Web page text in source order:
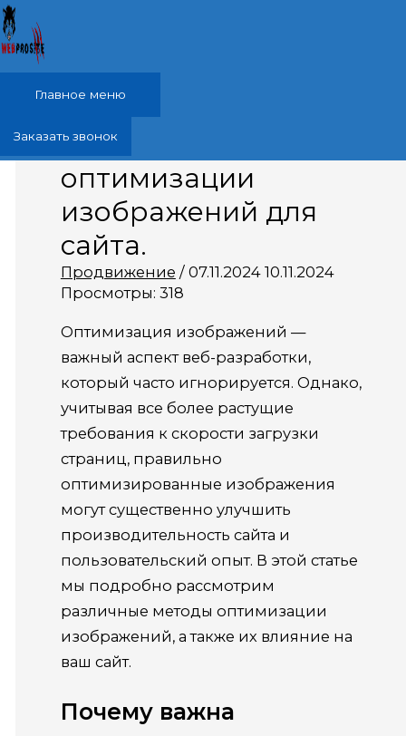
Перейти к содержимому
Главное меню
Заказать звонок
Советы по
оптимизации
изображений для
сайта.
Продвижение / 07.11.202410.11.2024
Просмотры: 318
Оптимизация изображений —
важный аспект веб-разработки,
который часто игнорируется. Однако,
учитывая все более растущие
требования к скорости загрузки
страниц, правильно
оптимизированные изображения
могут существенно улучшить
производительность сайта и
пользовательский опыт. В этой статье
мы подробно рассмотрим
различные методы оптимизации
изображений, а также их влияние на
ваш сайт.
Почему важна